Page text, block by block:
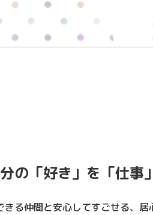
の「好き」を「仕事
る仲間と安心してすごせる、